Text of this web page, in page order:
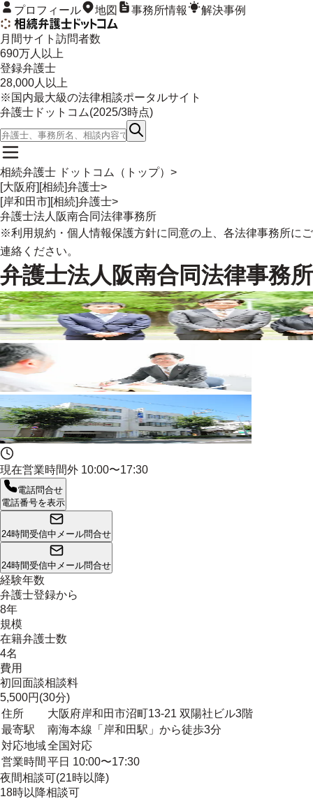
プロフィール 地図 事務所情報 解決事例
月間サイト訪問者数
690万人以上
登録弁護士
28,000人以上
※国内最大級の法律相談ポータルサイト
弁護士ドットコム(2025/3時点)
相続弁護士 ドットコム（トップ） >
[大阪府][相続]弁護士>
[岸和田市][相続]弁護士>
弁護士法人阪南合同法律事務所
※利用規約 ・ 個人情報保護方針に同意の上、各法律事務所にご
連絡ください。
弁護士法人阪南合同法律事務所
現在営業時間外 10:00〜17:30
電話問合せ
電話番号を表示
24時間受信中 メール問合せ
24時間受信中 メール問合せ
経験年数
弁護士登録から
8年
規模
在籍弁護士数
4名
費用
初回面談相談料
5,500円(30分)
住所
大阪府岸和田市沼町13-21 双陽社ビル3階
最寄駅
南海本線「岸和田駅」から徒歩3分
対応地域全国対応
営業時間 平日 10:00〜17:30
夜間相談可(21時以降)
18時以降相談可